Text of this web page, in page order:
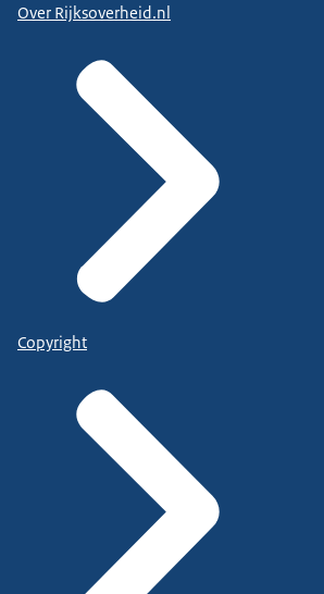
Over Rijksoverheid.nl
Copyright